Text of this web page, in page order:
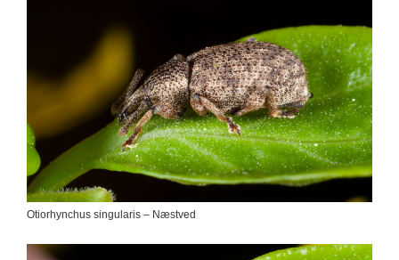
Otiorhynchus singularis – Næstved